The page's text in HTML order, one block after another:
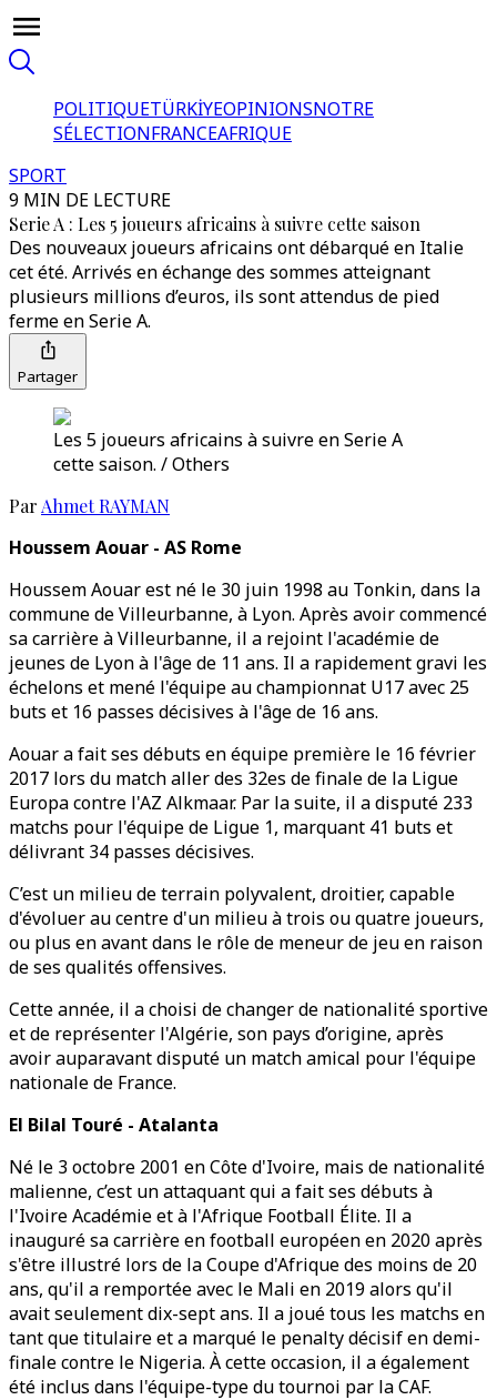
POLITIQUETÜRKİYEOPINIONSNOTRE
SÉLECTIONFRANCEAFRIQUE
SPORT
9 MIN DE LECTURE
Serie A : Les 5 joueurs africains à suivre cette saison
Des nouveaux joueurs africains ont débarqué en Italie
cet été. Arrivés en échange des sommes atteignant
plusieurs millions d’euros, ils sont attendus de pied
ferme en Serie A.
Partager
Les 5 joueurs africains à suivre en Serie A
cette saison. / Others
Par Ahmet RAYMAN
Houssem Aouar - AS Rome
Houssem Aouar est né le 30 juin 1998 au Tonkin, dans la
commune de Villeurbanne, à Lyon. Après avoir commencé
sa carrière à Villeurbanne, il a rejoint l'académie de
jeunes de Lyon à l'âge de 11 ans. Il a rapidement gravi les
échelons et mené l'équipe au championnat U17 avec 25
buts et 16 passes décisives à l'âge de 16 ans.
Aouar a fait ses débuts en équipe première le 16 février
2017 lors du match aller des 32es de finale de la Ligue
Europa contre l'AZ Alkmaar. Par la suite, il a disputé 233
matchs pour l'équipe de Ligue 1, marquant 41 buts et
délivrant 34 passes décisives.
C’est un milieu de terrain polyvalent, droitier, capable
d'évoluer au centre d'un milieu à trois ou quatre joueurs,
ou plus en avant dans le rôle de meneur de jeu en raison
de ses qualités offensives.
Cette année, il a choisi de changer de nationalité sportive
et de représenter l'Algérie, son pays d’origine, après
avoir auparavant disputé un match amical pour l'équipe
nationale de France.
El Bilal Touré - Atalanta
Né le 3 octobre 2001 en Côte d'Ivoire, mais de nationalité
malienne, c’est un attaquant qui a fait ses débuts à
l'Ivoire Académie et à l'Afrique Football Élite. Il a
inauguré sa carrière en football européen en 2020 après
s'être illustré lors de la Coupe d'Afrique des moins de 20
ans, qu'il a remportée avec le Mali en 2019 alors qu'il
avait seulement dix-sept ans. Il a joué tous les matchs en
tant que titulaire et a marqué le penalty décisif en demi-
finale contre le Nigeria. À cette occasion, il a également
été inclus dans l'équipe-type du tournoi par la CAF.